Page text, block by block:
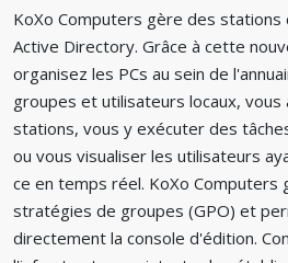
KoXo Computers gère des
Active Directory. Grâce à cette
organisez les PCs au sein de
groupes et utilisateurs locaux,
stations, vous y exécuter des
ou vous visualiser les utilisateurs
ce en temps réel. KoXo Computers
stratégies de groupes (GPO) et
directement la console d'édition.